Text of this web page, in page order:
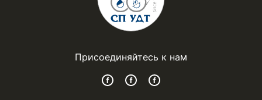
Присоединяйтесь к нам